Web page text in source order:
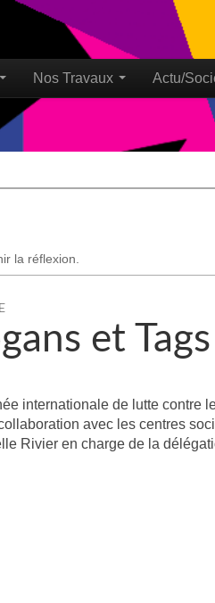
Nos Travaux Actu/
la réflexion.
et Tags
internationale de lutte contre
avec les centres
Rivier en charge de la